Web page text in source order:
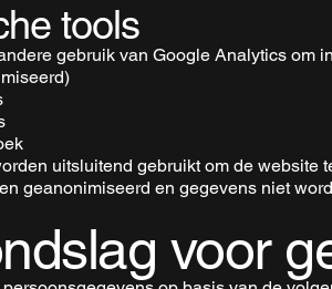
tools
gebruik van Google Analytics om
uitsluitend gebruikt om de website
geanonimiseerd en gegevens niet
voor